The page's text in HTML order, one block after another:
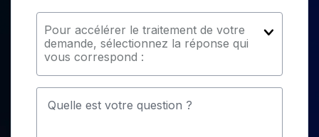
Pour accélérer le traitement de votre
demande, sélectionnez la réponse qui
vous correspond :
Quelle est votre question ?